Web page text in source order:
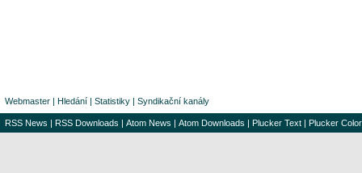
Webmaster | Hledání | Statistiky | Syndikační kanály
RSS News | RSS Downloads | Atom News | Atom Downloads | Plucker Text | Plucker Color